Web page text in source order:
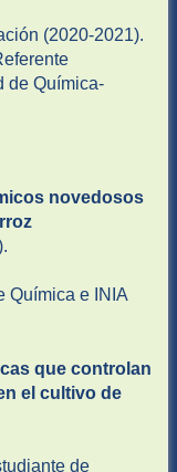
(2020-2021).
de Química-
novedosos
Química e INIA
que controlan
el cultivo de
de